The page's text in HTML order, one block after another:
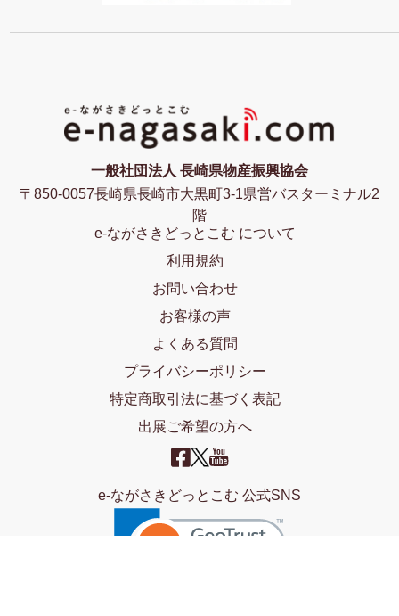
一般社団法人 長崎県物産振興協会
〒850-0057長崎県長崎市大黒町3-1県営バスターミナル2
階
e-ながさきどっとこむ について
利用規約
お問い合わせ
お客様の声
よくある質問
プライバシーポリシー
特定商取引法に基づく表記
出展ご希望の方へ
e-ながさきどっとこむ 公式SNS